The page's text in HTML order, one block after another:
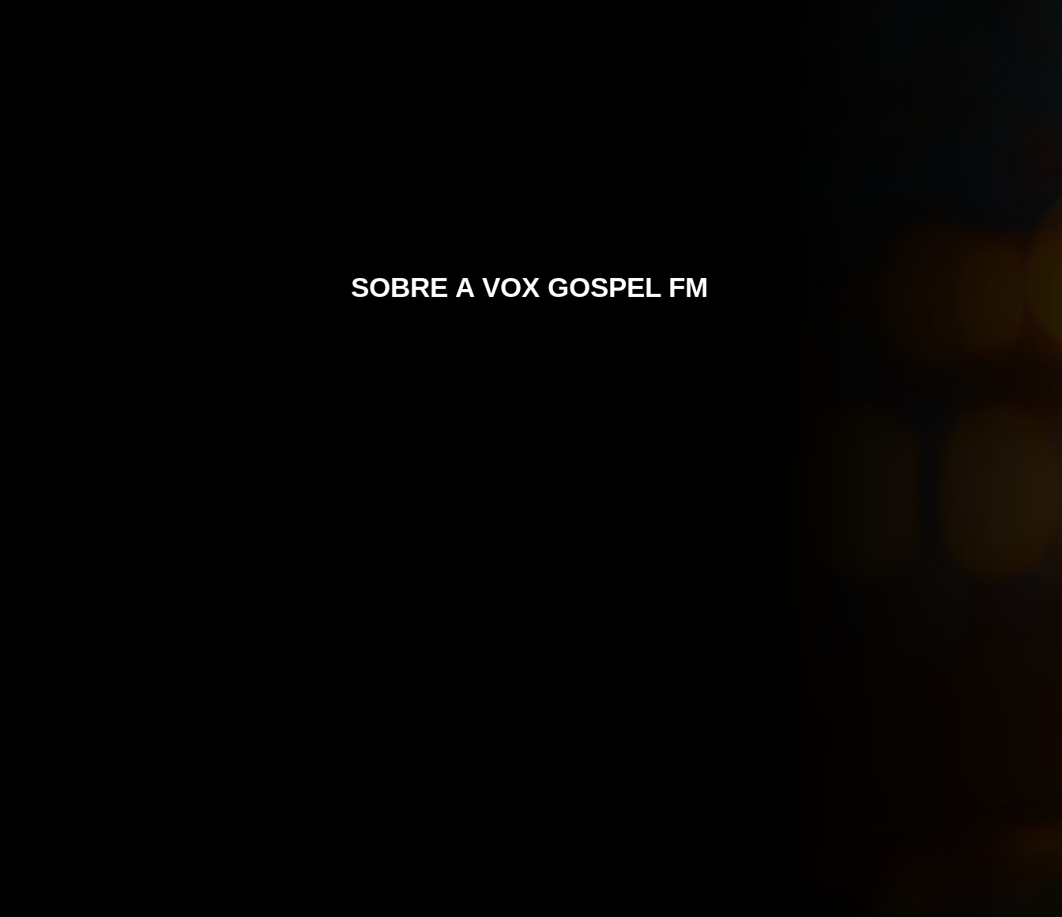
SOBRE A VOX GOSPEL FM